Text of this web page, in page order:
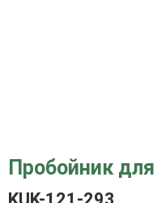
Пробойник